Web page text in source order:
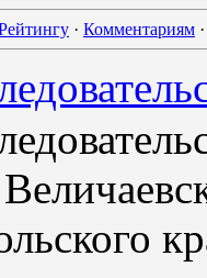
· Комментариям